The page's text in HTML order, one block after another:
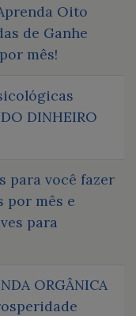
Oito
de Ganhe
mês!
DINHEIRO
para você fazer
por mês e
para
ORGÂNICA